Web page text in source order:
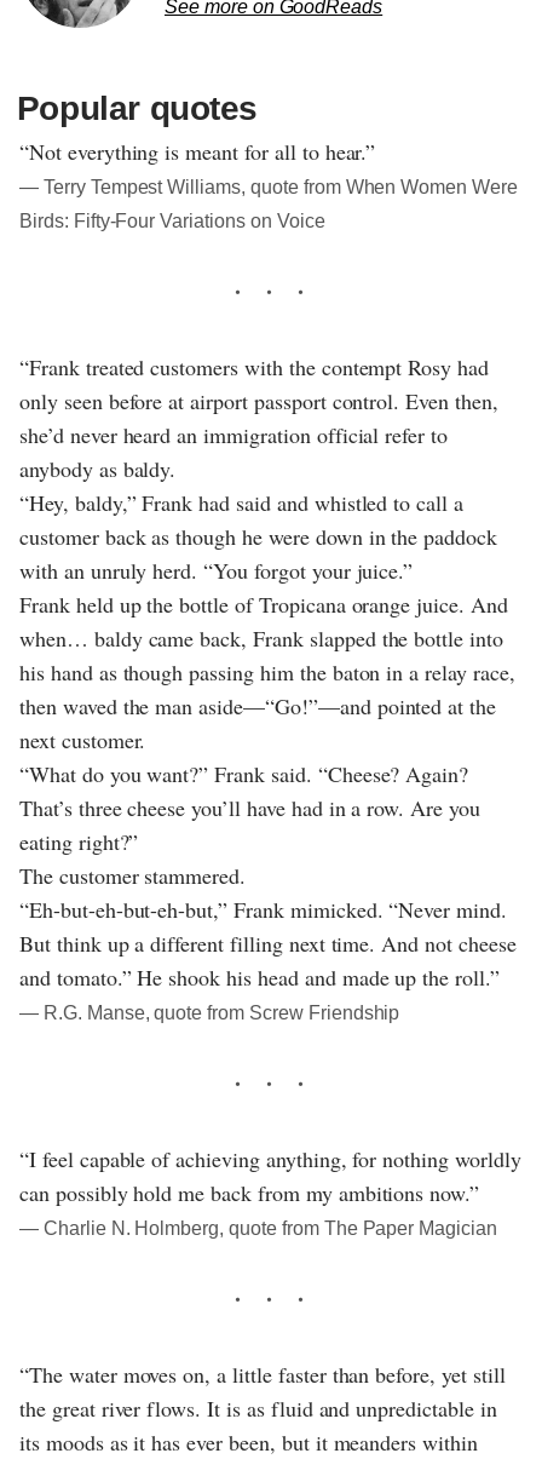
See more on GoodReads
Popular quotes
“Not everything is meant for all to hear.”
― Terry Tempest Williams, quote from When Women Were
Birds: Fifty-Four Variations on Voice
“Frank treated customers with the contempt Rosy had
only seen before at airport passport control. Even then,
she’d never heard an immigration official refer to
anybody as baldy.
“Hey, baldy,” Frank had said and whistled to call a
customer back as though he were down in the paddock
with an unruly herd. “You forgot your juice.”
Frank held up the bottle of Tropicana orange juice. And
when… baldy came back, Frank slapped the bottle into
his hand as though passing him the baton in a relay race,
then waved the man aside—“Go!”—and pointed at the
next customer.
“What do you want?” Frank said. “Cheese? Again?
That’s three cheese you’ll have had in a row. Are you
eating right?”
The customer stammered.
“Eh-but-eh-but-eh-but,” Frank mimicked. “Never mind.
But think up a different filling next time. And not cheese
and tomato.” He shook his head and made up the roll.”
― R.G. Manse, quote from Screw Friendship
“I feel capable of achieving anything, for nothing worldly
can possibly hold me back from my ambitions now.”
― Charlie N. Holmberg, quote from The Paper Magician
“The water moves on, a little faster than before, yet still
the great river flows. It is as fluid and unpredictable in
its moods as it has ever been, but it meanders within